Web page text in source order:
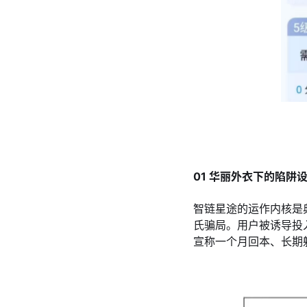
01 华丽外衣下的陷阱
智链星途的运作内核
氏骗局。用户被诱导
宣称一个月回本、长期